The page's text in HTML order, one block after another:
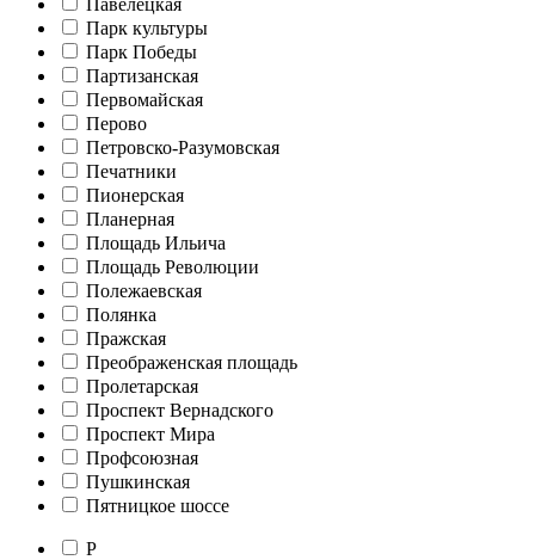
Парк культуры
Парк Победы
Партизанская
Первомайская
Перово
Петровско-Разумовская
Печатники
Пионерская
Планерная
Площадь Ильича
Площадь Революции
Полежаевская
Полянка
Пражская
Преображенская площадь
Пролетарская
Проспект Вернадского
Проспект Мира
Профсоюзная
Пушкинская
Пятницкое шоссе
Р